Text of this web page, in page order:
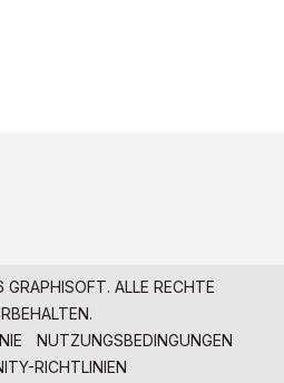
ALLE RECHTE
NUTZUNGSBEDINGUNGEN
RICHTLINIEN